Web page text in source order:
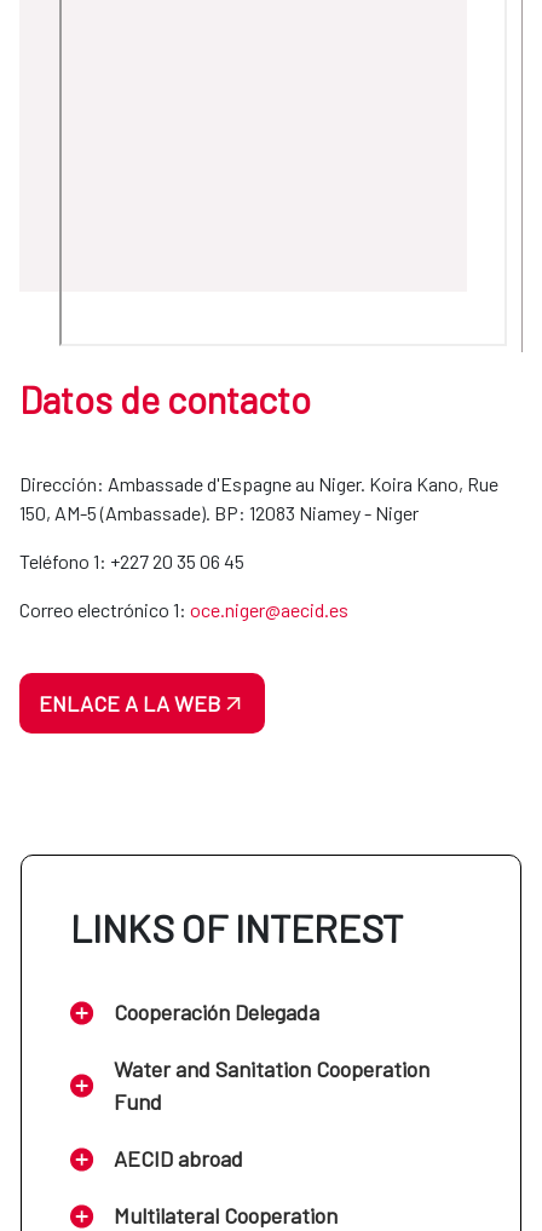
Datos de contacto
Dirección: Ambassade d'Espagne au Niger. Koira Kano, Rue
150, AM-5 (Ambassade). BP: 12083 Niamey - Niger
Teléfono 1: +227 20 35 06 45
Correo electrónico 1: oce.niger@aecid.es
ENLACE A LA WEB
LINKS OF INTEREST
Cooperación Delegada
Water and Sanitation Cooperation
Fund
AECID abroad
Multilateral Cooperation